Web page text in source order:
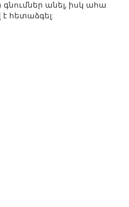
գնումներ անել, իսկ ահա
է հետաձգել: